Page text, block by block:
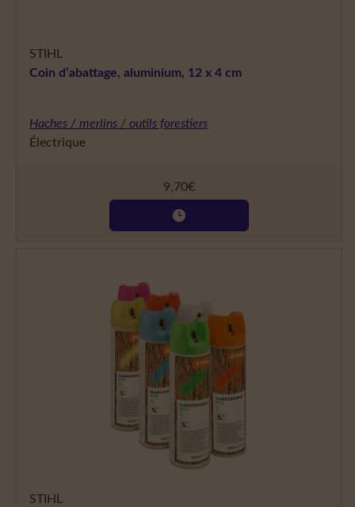
STIHL
Coin d’abattage, aluminium, 12 x 4 cm
Haches / merlins / outils forestiers
Électrique
9,70€
STIHL